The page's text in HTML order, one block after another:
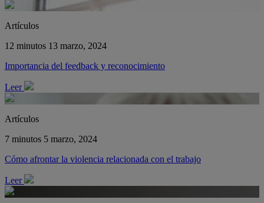
Artículos
12 minutos 13 marzo, 2024
Importancia del feedback y reconocimiento
Leer
Artículos
7 minutos 5 marzo, 2024
Cómo afrontar la violencia relacionada con el trabajo
Leer